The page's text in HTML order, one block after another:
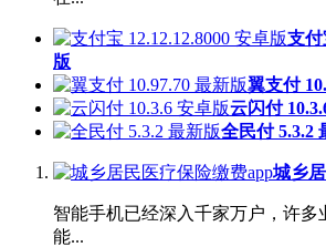
支付
版
翼支付
云闪付
全民付 5.3.2
城乡
智能手机已经深入千家万户，许多
能...